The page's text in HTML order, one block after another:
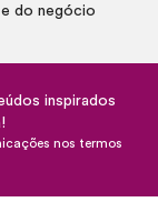
do negócio
inspirados
nos termos